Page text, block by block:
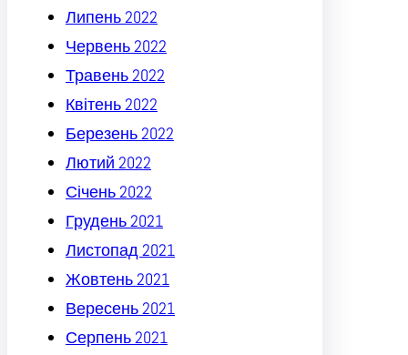
Липень 2022
Червень 2022
Травень 2022
Квітень 2022
Березень 2022
Лютий 2022
Січень 2022
Грудень 2021
Листопад 2021
Жовтень 2021
Вересень 2021
Серпень 2021